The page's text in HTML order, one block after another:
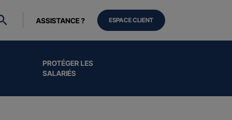
PROTÉGER LES
SALARIÉS
ASSISTANCE ? ESPACE CLIENT